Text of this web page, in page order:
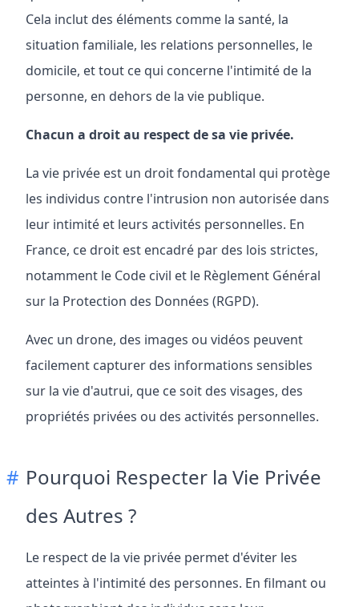
Cela inclut des éléments comme la santé, la
situation familiale, les relations personnelles, le
domicile, et tout ce qui concerne l'intimité de la
personne, en dehors de la vie publique.
Chacun a droit au respect de sa vie privée.
La vie privée est un droit fondamental qui protège
les individus contre l'intrusion non autorisée dans
leur intimité et leurs activités personnelles. En
France, ce droit est encadré par des lois strictes,
notamment le Code civil et le Règlement Général
sur la Protection des Données (RGPD).
Avec un drone, des images ou vidéos peuvent
facilement capturer des informations sensibles
sur la vie d'autrui, que ce soit des visages, des
propriétés privées ou des activités personnelles.
Pourquoi Respecter la Vie Privée
des Autres ?
Le respect de la vie privée permet d'éviter les
atteintes à l'intimité des personnes. En filmant ou